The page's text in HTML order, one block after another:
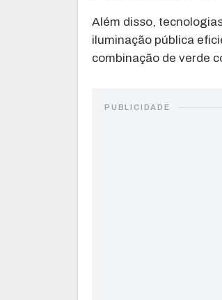
Além disso,
iluminação pública
combinação de verde
PUBLICIDADE